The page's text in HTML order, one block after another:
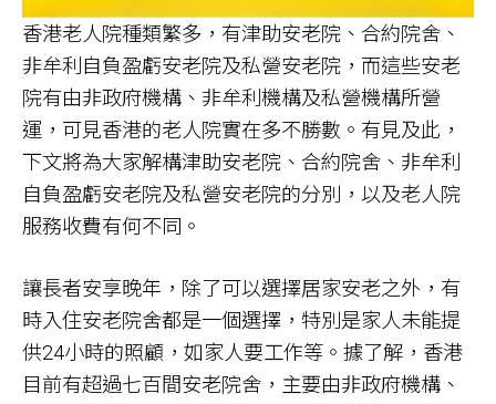
香港老人院種類繁多，有津助安老院、合約院舍、
非牟利自負盈虧安老院及私營安老院，而這些安老
院有由非政府機構、非牟利機構及私營機構所營
運，可見香港的老人院實在多不勝數。有見及此，
下文將為大家解構津助安老院、合約院舍、非牟利
自負盈虧安老院及私營安老院的分別，以及老人院
服務收費有何不同。
讓長者安享晚年，除了可以選擇居家安老之外，有
時入住安老院舍都是一個選擇，特別是家人未能提
供24小時的照顧，如家人要工作等。據了解，香港
目前有超過七百間安老院舍，主要由非政府機構、